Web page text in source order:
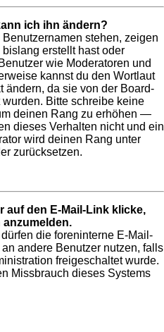
ich ihn ändern?
stehen, zeigen
erstellt hast oder
wie Moderatoren und
kannst du den Wortlaut
ändern, da sie von der Board-
Bitte schreibe keine
deinen Rang zu erhöhen —
dieses Verhalten nicht und ein
wird deinen Rang unter
zurücksetzen.
auf den E-Mail-Link klicke,
die foreninterne E-Mail-
andere Benutzer nutzen, falls
freigeschaltet wurde.
Missbrauch dieses Systems